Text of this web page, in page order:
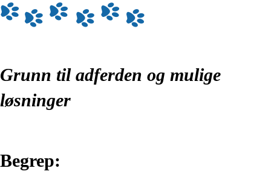
Grunn til adferden og mulige
løsninger
Begrep: